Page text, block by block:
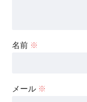
名前 ※
メール ※